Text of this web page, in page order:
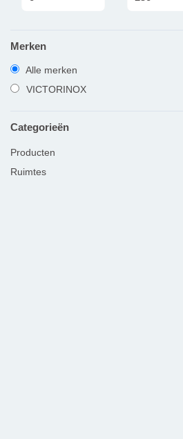
Merken
Alle merken
VICTORINOX
Categorieën
producten
ruimtes